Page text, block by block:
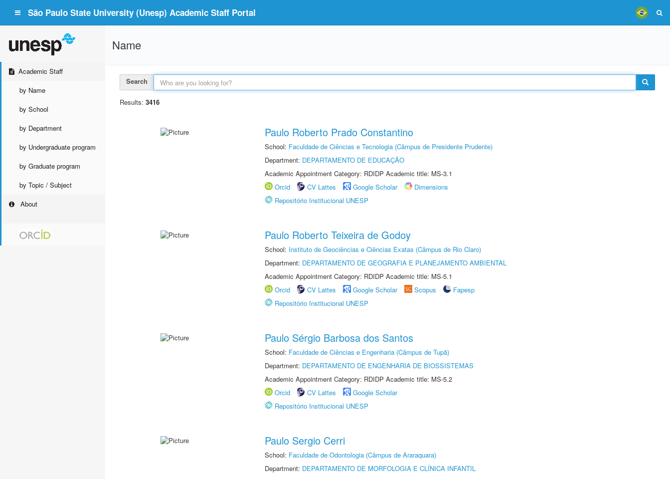
São Paulo State University (Unesp) Academic Staff Portal
Academic Staff
by Name
by School
by Department
by Undergraduate program
by Graduate program
by Topic / Subject
About
Name
Search
Results: 3416
Paulo Roberto Prado Constantino
School: Faculdade de Ciências e Tecnologia (Câmpus de Presidente Prudente)
Department: DEPARTAMENTO DE EDUCAÇÃO
Academic Appointment Category: RDIDP Academic title: MS-3.1
Orcid
CV Lattes Google Scholar
Dimensions
Repositório Institucional UNESP
Paulo Roberto Teixeira de Godoy
School: Instituto de Geociências e Ciências Exatas (Câmpus de Rio Claro)
Department: DEPARTAMENTO DE GEOGRAFIA E PLANEJAMENTO AMBIENTAL
Academic Appointment Category: RDIDP Academic title: MS-5.1
Orcid
CV Lattes Google Scholar Scopus
Fapesp
Repositório Institucional UNESP
Paulo Sérgio Barbosa dos Santos
School: Faculdade de Ciências e Engenharia (Câmpus de Tupã)
Department: DEPARTAMENTO DE ENGENHARIA DE BIOSSISTEMAS
Academic Appointment Category: RDIDP Academic title: MS-5.2
Orcid
CV Lattes
Google Scholar
Repositório Institucional UNESP
Paulo Sergio Cerri
School: Faculdade de Odontologia (Câmpus de Araraquara)
Department: DEPARTAMENTO DE MORFOLOGIA E CLÍNICA INFANTIL